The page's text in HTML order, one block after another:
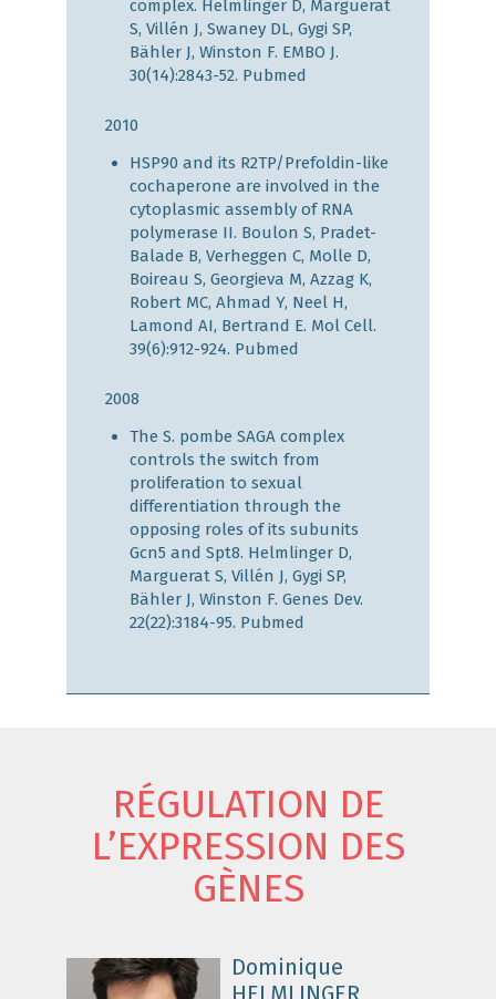
complex. Helmlinger D, Marguerat
S, Villén J, Swaney DL, Gygi SP,
Bähler J, Winston F. EMBO J.
30(14):2843-52. Pubmed
2010
HSP90 and its R2TP/Prefoldin-like
cochaperone are involved in the
cytoplasmic assembly of RNA
polymerase II. Boulon S, Pradet-
Balade B, Verheggen C, Molle D,
Boireau S, Georgieva M, Azzag K,
Robert MC, Ahmad Y, Neel H,
Lamond AI, Bertrand E. Mol Cell.
39(6):912-924. Pubmed
2008
The S. pombe SAGA complex
controls the switch from
proliferation to sexual
differentiation through the
opposing roles of its subunits
Gcn5 and Spt8. Helmlinger D,
Marguerat S, Villén J, Gygi SP,
Bähler J, Winston F. Genes Dev.
22(22):3184-95. Pubmed
RÉGULATION DE
L’EXPRESSION DES
GÈNES
Dominique
HELMLINGER